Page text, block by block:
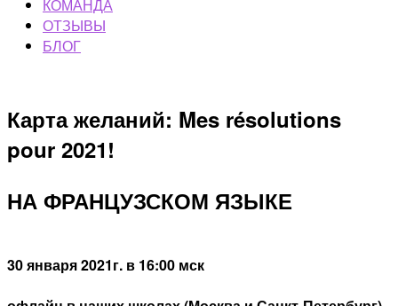
КОМАНДА
ОТЗЫВЫ
БЛОГ
Карта желаний: Mes résolutions
pour 2021!
НА ФРАНЦУЗСКОМ ЯЗЫКЕ
30 января 2021г. в 16:00 мск